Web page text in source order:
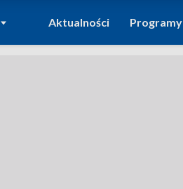
DO
Aktualności Programy